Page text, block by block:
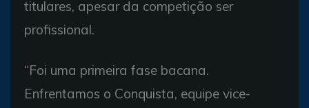
titulares, apesar da competição ser
profissional.
“Foi uma primeira fase bacana.
Enfrentamos o Conquista, equipe vice-